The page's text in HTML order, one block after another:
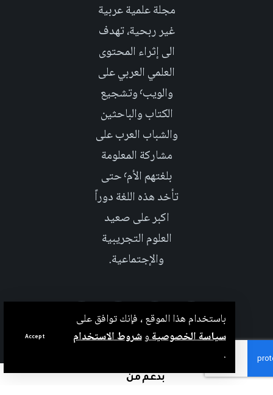
باستخدام هذا الموقع ، فإنك توافق على
سياسة الخصوصيةوشروط الاستخدام
مجلة علمية عربية
غير ربحية، تهدف
الى إثراء المحتوى
العلمي العربي على
والويب٬ وتشجيع
الكتاب والباحثين
والشباب العرب على
مشاركة المعلومة
بلغتهم الأم٬ حتى
تأخد هذه اللغة دوراً
اكبر على صعيد
العلوم التجريبية
والإجتماعية.
بدعم من